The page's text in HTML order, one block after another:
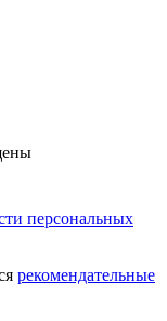
персональных
рекомендательные